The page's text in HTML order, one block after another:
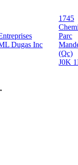
Dugas Inc
1745
Parc
(Qc)
J0K